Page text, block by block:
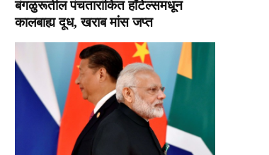
बंगळुरूतील पंचतारांकित हॉटेल्समधून
कालबाह्य दूध, खराब मांस जप्त